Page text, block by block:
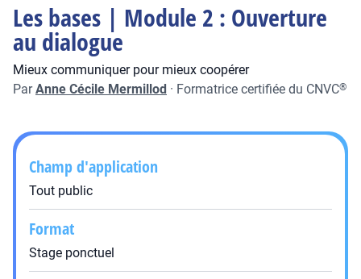
Les bases | Module 2 : Ouverture
au dialogue
Mieux communiquer pour mieux coopérer
ParAnne Cécile Mermillod · Formatrice certifiée du CNVC®
Champ d'application
Tout public
Format
Stage ponctuel